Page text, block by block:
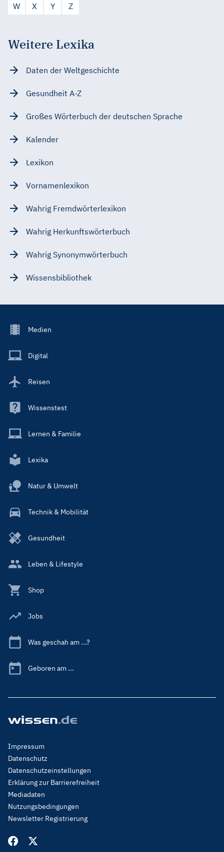
W
X Y Z
Weitere Lexika
Daten der Weltgeschichte
Gesundheit A-Z
Großes Wörterbuch der deutschen Sprache
Kalender
Lexikon
Vornamenlexikon
Wahrig Fremdwörterlexikon
Wahrig Herkunftswörterbuch
Wahrig Synonymwörterbuch
Wissensbibliothek
Footer
Main
Medien
Digital
Reisen
Wissenstest
Lernen & Familie
Lexika
Natur & Umwelt
Technik & Mobilität
Gesundheit
Leben & Lifestyle
Shop
Jobs
Was geschah am ...?
Geboren am ...
Footer
Menu
Legal
Impressum
Datenschutz
Datenschutzeinstellungen
Erklärung zur Barrierefreiheit
Mediadaten
Nutzungsbedingungen
Newsletter Registrierung